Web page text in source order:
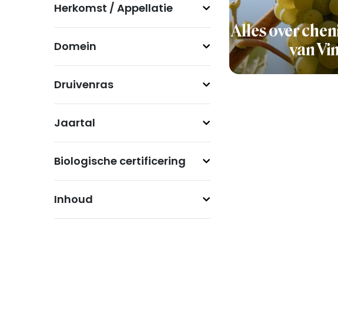
Herkomst / Appellatie
Domein
Druivenras
Jaartal
Biologische certificering
Inhoud
Alles over
van